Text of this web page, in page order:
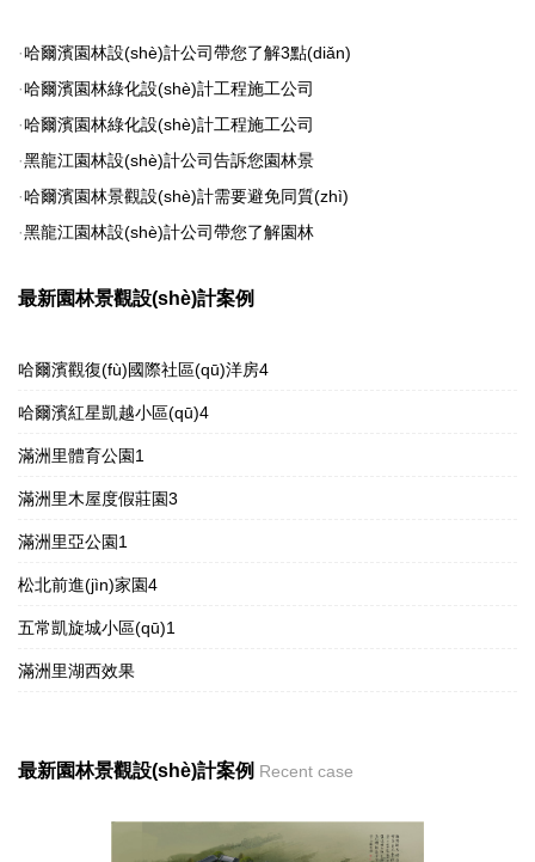
·哈爾濱園林設(shè)計公司帶您了解3點(diǎn)
·哈爾濱園林綠化設(shè)計工程施工公司
·哈爾濱園林綠化設(shè)計工程施工公司
·黑龍江園林設(shè)計公司告訴您園林景
·哈爾濱園林景觀設(shè)計需要避免同質(zhì)
·黑龍江園林設(shè)計公司帶您了解園林
最新園林景觀設(shè)計案例
哈爾濱觀復(fù)國際社區(qū)洋房4
哈爾濱紅星凱越小區(qū)4
滿洲里體育公園1
滿洲里木屋度假莊園3
滿洲里亞公園1
松北前進(jìn)家園4
五常凱旋城小區(qū)1
滿洲里湖西效果
最新園林景觀設(shè)計案例 Recent case